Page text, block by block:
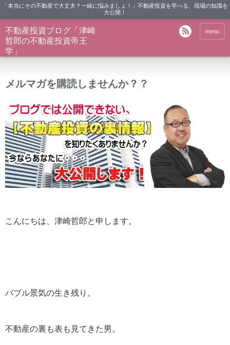
「本当にその不動産で大丈夫？一緒に悩みましょ！」不動産投資を学べる、現場の知識を
大公開！
不動産投資ブログ「津崎
哲郎の不動産投資帝王
学」
menu
メルマガを購読しませんか？？
こんにちは、津崎哲郎と申します。
バブル景気の生き残り。
不動産の裏も表も見てきた男。